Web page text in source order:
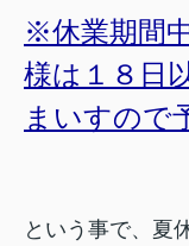
※休業期間
様は１８日
まいすので
という事で、夏